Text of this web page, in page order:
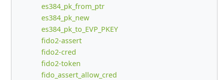
es384_pk_from_ptr
es384_pk_new
es384_pk_to_EVP_PKEY
fido2-assert
fido2-cred
fido2-token
fido_assert_allow_cred